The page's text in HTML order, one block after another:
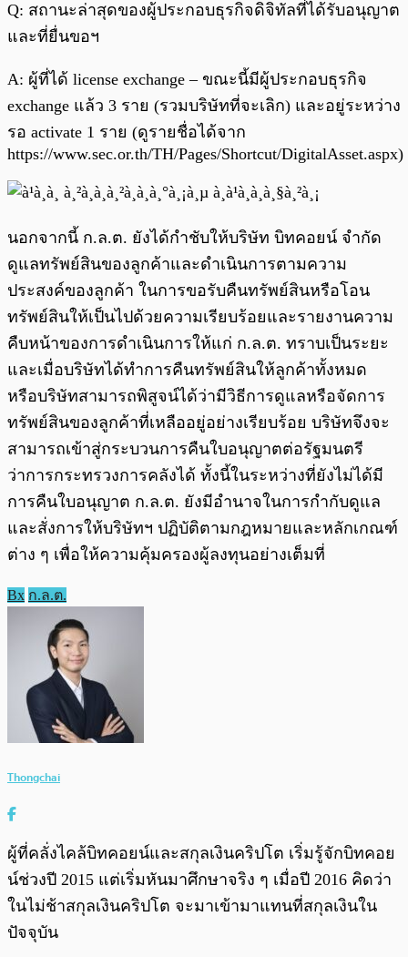
Q: สถานะล่าสุดของผู้ประกอบธุรกิจดิจิทัลที่ได้รับอนุญาต
และที่ยื่นขอฯ
A: ผู้ที่ได้ license exchange – ขณะนี้มีผู้ประกอบธุรกิจ
exchange แล้ว 3 ราย (รวมบริษัทที่จะเลิก) และอยู่ระหว่าง
รอ activate 1 ราย (ดูรายชื่อได้จาก
https://www.sec.or.th/TH/Pages/Shortcut/DigitalAsset.aspx)
นอกจากนี้ ก.ล.ต. ยังได้กำชับให้บริษัท บิทคอยน์ จำกัด
ดูแลทรัพย์สินของลูกค้าและดำเนินการตามความ
ประสงค์ของลูกค้า ในการขอรับคืนทรัพย์สินหรือโอน
ทรัพย์สินให้เป็นไปด้วยความเรียบร้อยและรายงานความ
คืบหน้าของการดำเนินการให้แก่ ก.ล.ต. ทราบเป็นระยะ
และเมื่อบริษัทได้ทำการคืนทรัพย์สินให้ลูกค้าทั้งหมด
หรือบริษัทสามารถพิสูจน์ได้ว่ามีวิธีการดูแลหรือจัดการ
ทรัพย์สินของลูกค้าที่เหลืออยู่อย่างเรียบร้อย บริษัทจึงจะ
สามารถเข้าสู่กระบวนการคืนใบอนุญาตต่อรัฐมนตรี
ว่าการกระทรวงการคลังได้ ทั้งนี้ในระหว่างที่ยังไม่ได้มี
การคืนใบอนุญาต ก.ล.ต. ยังมีอำนาจในการกำกับดูแล
และสั่งการให้บริษัทฯ ปฏิบัติตามกฎหมายและหลักเกณฑ์
ต่าง ๆ เพื่อให้ความคุ้มครองผู้ลงทุนอย่างเต็มที่
Bx ก.ล.ต.
Thongchai
ผู้ที่คลั่งไคล้บิทคอยน์และสกุลเงินคริปโต เริ่มรู้จักบิทคอย
น์ช่วงปี 2015 แต่เริ่มหันมาศึกษาจริง ๆ เมื่อปี 2016 คิดว่า
ในไม่ช้าสกุลเงินคริปโต จะมาเข้ามาแทนที่สกุลเงินใน
ปัจจุบัน